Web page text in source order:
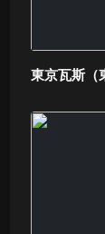
東京瓦斯（